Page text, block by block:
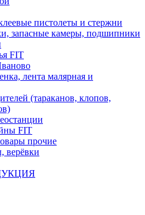
пистолеты и стержни
запасные камеры, подшипники
FIT
лента малярная и
(тараканов, клопов,
FIT
прочие
верёвки